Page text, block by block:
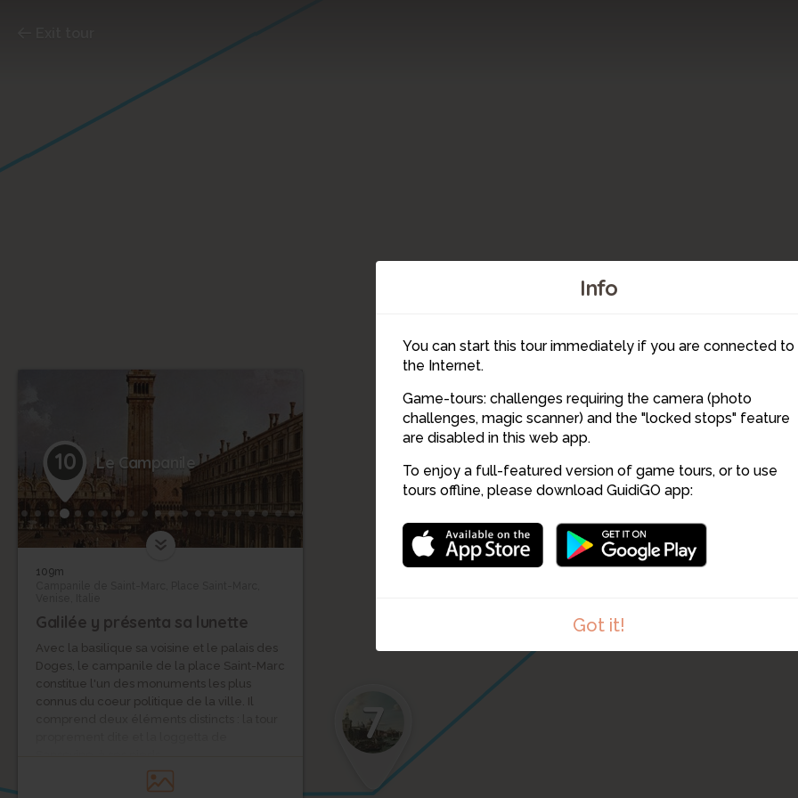
Info
You can start this tour immediately if you are connected to
the Internet.
Game-tours: challenges requiring the camera (photo
challenges, magic scanner) and the "locked stops" feature
are disabled in this web app.
To enjoy a full-featured version of game tours, or to use
tours offline, please download GuidiGO app:
Got it!
12
11
10
9
8
7
10 Le Campanile
109m
Galilée y présenta sa lunette
Avec la basilique sa voisine et le palais des
Doges, le campanile de la place Saint-Marc
constitue l'un des monuments les plus
connus du coeur politique de la ville. Il
La tour, haute de 96m, ne se trouve pas à
cet endroit par hasard, mais c'est le résultat